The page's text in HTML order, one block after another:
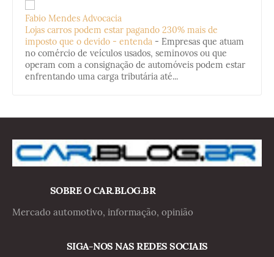
Fabio Mendes Advocacia
Lojas carros podem estar pagando 230% mais de
imposto que o devido - entenda - Empresas que atuam
no comércio de veículos usados, seminovos ou que
operam com a consignação de automóveis podem estar
enfrentando uma carga tributária até...
SOBRE O CAR.BLOG.BR
Mercado automotivo, informação, opinião
SIGA-NOS NAS REDES SOCIAIS